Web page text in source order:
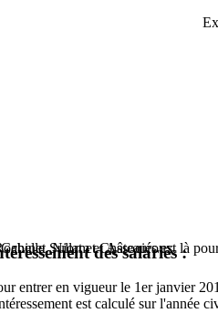
Niort et Châteauroux
Sullam et Associés est là
des salariés :
entrer en vigueur le 1er janvier
est calculé sur l'année